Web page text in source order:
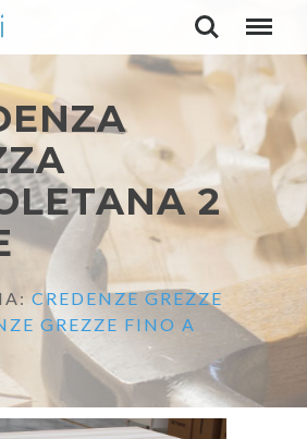
2
CREDENZE GREZZE
GREZZE FINO A